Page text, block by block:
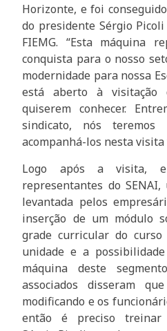
Horizonte, e foi
do presidente Sérgio
FIEMG. “Esta máquina
conquista para o nosso
modernidade para nossa
está aberto à visitação
quiserem conhecer.
sindicato, nós teremos
acompanhá-los nesta visita
Logo após a visita,
representantes do
levantada pelos
inserção de um módulo
grade curricular do
unidade e a
máquina deste
associados disseram
modificando e os
então é preciso treinar